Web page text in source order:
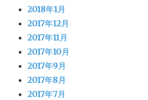
2018年1月
2017年12月
2017年11月
2017年10月
2017年9月
2017年8月
2017年7月